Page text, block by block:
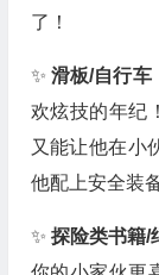
了！
✨ 滑板/自行车
欢炫技的年纪
又能让他在小
他配上安全装
✨ 探险类书籍/